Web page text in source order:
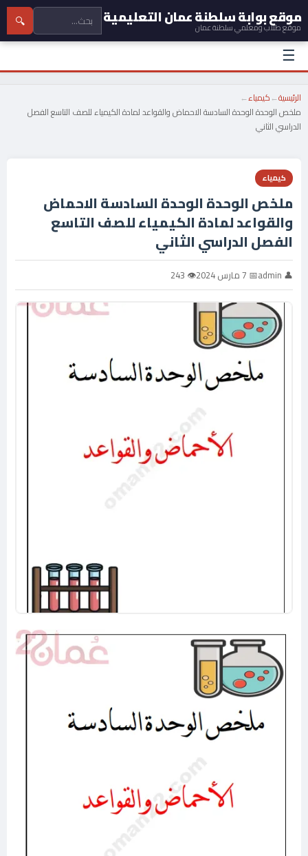
موقع بوابة سلطنة عمان التعليمية
موقع طلاب ومعلمي سلطنة عمان 🔍
☰
الرئيسية←كيمياء←
ملخص الوحدة الوحدة السادسة الاحماض والقواعد لمادة الكيمياء للصف التاسع الفصل
الدراسي الثاني
كيمياء
ملخص الوحدة الوحدة السادسة الاحماض
والقواعد لمادة الكيمياء للصف التاسع
الفصل الدراسي الثاني
👤 admin 📅 7 مارس 2024 👁 243